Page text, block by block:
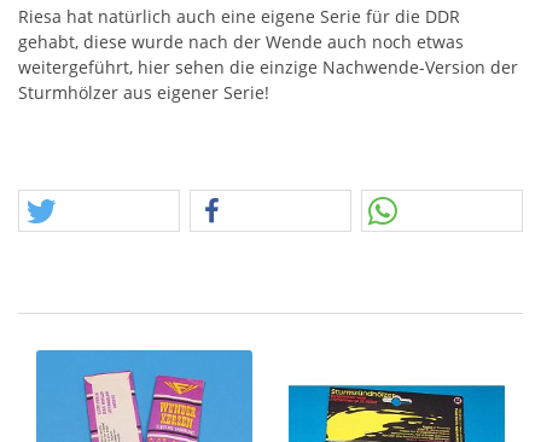
Riesa hat natürlich auch eine eigene Serie für die DDR
gehabt, diese wurde nach der Wende auch noch etwas
weitergeführt, hier sehen die einzige Nachwende-Version der
Sturmhölzer aus eigener Serie!